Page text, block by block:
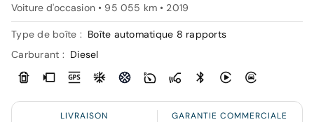
Voiture d'occasion • 95 055 km • 2019
Type de boîte : Boîte automatique 8 rapports
Carburant : Diesel
LIVRAISON GARANTIE COMMERCIALE